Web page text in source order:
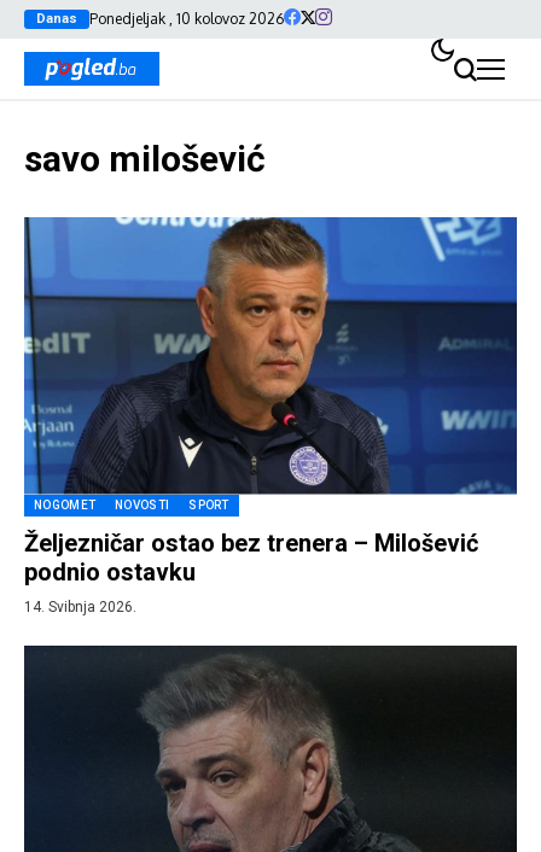
Danas Ponedjeljak , 10 kolovoz 2026
savo milošević
NOGOMET NOVOSTI SPORT
Željezničar ostao bez trenera – Milošević
podnio ostavku
14. Svibnja 2026.